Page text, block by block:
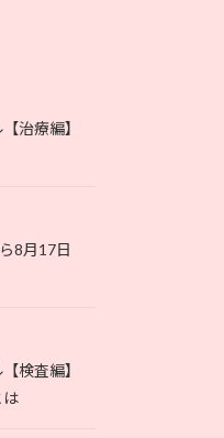
治療編】
8月17日
検査編】
は